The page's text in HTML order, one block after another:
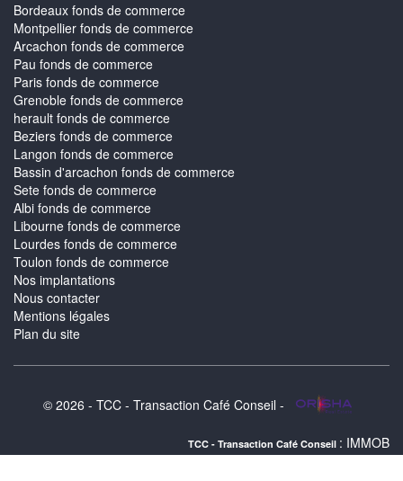
Bordeaux fonds de commerce
Montpellier fonds de commerce
Arcachon fonds de commerce
Pau fonds de commerce
Paris fonds de commerce
Grenoble fonds de commerce
herault fonds de commerce
Beziers fonds de commerce
Langon fonds de commerce
Bassin d'arcachon fonds de commerce
Sete fonds de commerce
Albi fonds de commerce
Libourne fonds de commerce
Lourdes fonds de commerce
Toulon fonds de commerce
Nos implantations
Nous contacter
Mentions légales
Plan du site
© 2026 - TCC - Transaction Café Conseil -
TCC - Transaction Café Conseil : IMMOBILIER